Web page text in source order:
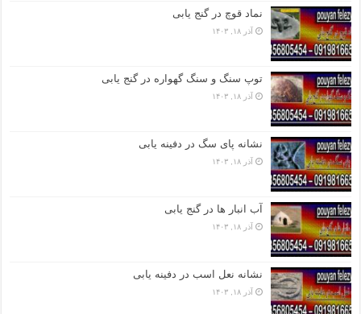
نماد قوچ در گنج یابی
آذر ۱۸, ۱۴۰۳
توپ سنگ و سنگ گهواره در گنج یابی
آذر ۱۸, ۱۴۰۳
نشانه پای سگ در دفینه یابی
آذر ۱۸, ۱۴۰۳
آب انبار ها در گنج یابی
آذر ۱۸, ۱۴۰۳
نشانه نعل اسب در دفینه یابی
آذر ۱۸, ۱۴۰۳